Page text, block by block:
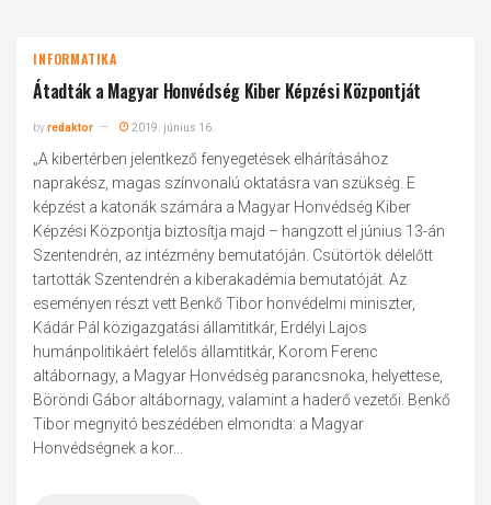
INFORMATIKA
Átadták a Magyar Honvédség Kiber Képzési Központját
byredaktor 2019. június 16.
„A kibertérben jelentkező fenyegetések elhárításához
naprakész, magas színvonalú oktatásra van szükség. E
képzést a katonák számára a Magyar Honvédség Kiber
Képzési Központja biztosítja majd – hangzott el június 13-án
Szentendrén, az intézmény bemutatóján. Csütörtök délelőtt
tartották Szentendrén a kiberakadémia bemutatóját. Az
eseményen részt vett Benkő Tibor honvédelmi miniszter,
Kádár Pál közigazgatási államtitkár, Erdélyi Lajos
humánpolitikáért felelős államtitkár, Korom Ferenc
altábornagy, a Magyar Honvédség parancsnoka, helyettese,
Böröndi Gábor altábornagy, valamint a haderő vezetői. Benkő
Tibor megnyitó beszédében elmondta: a Magyar
Honvédségnek a kor...